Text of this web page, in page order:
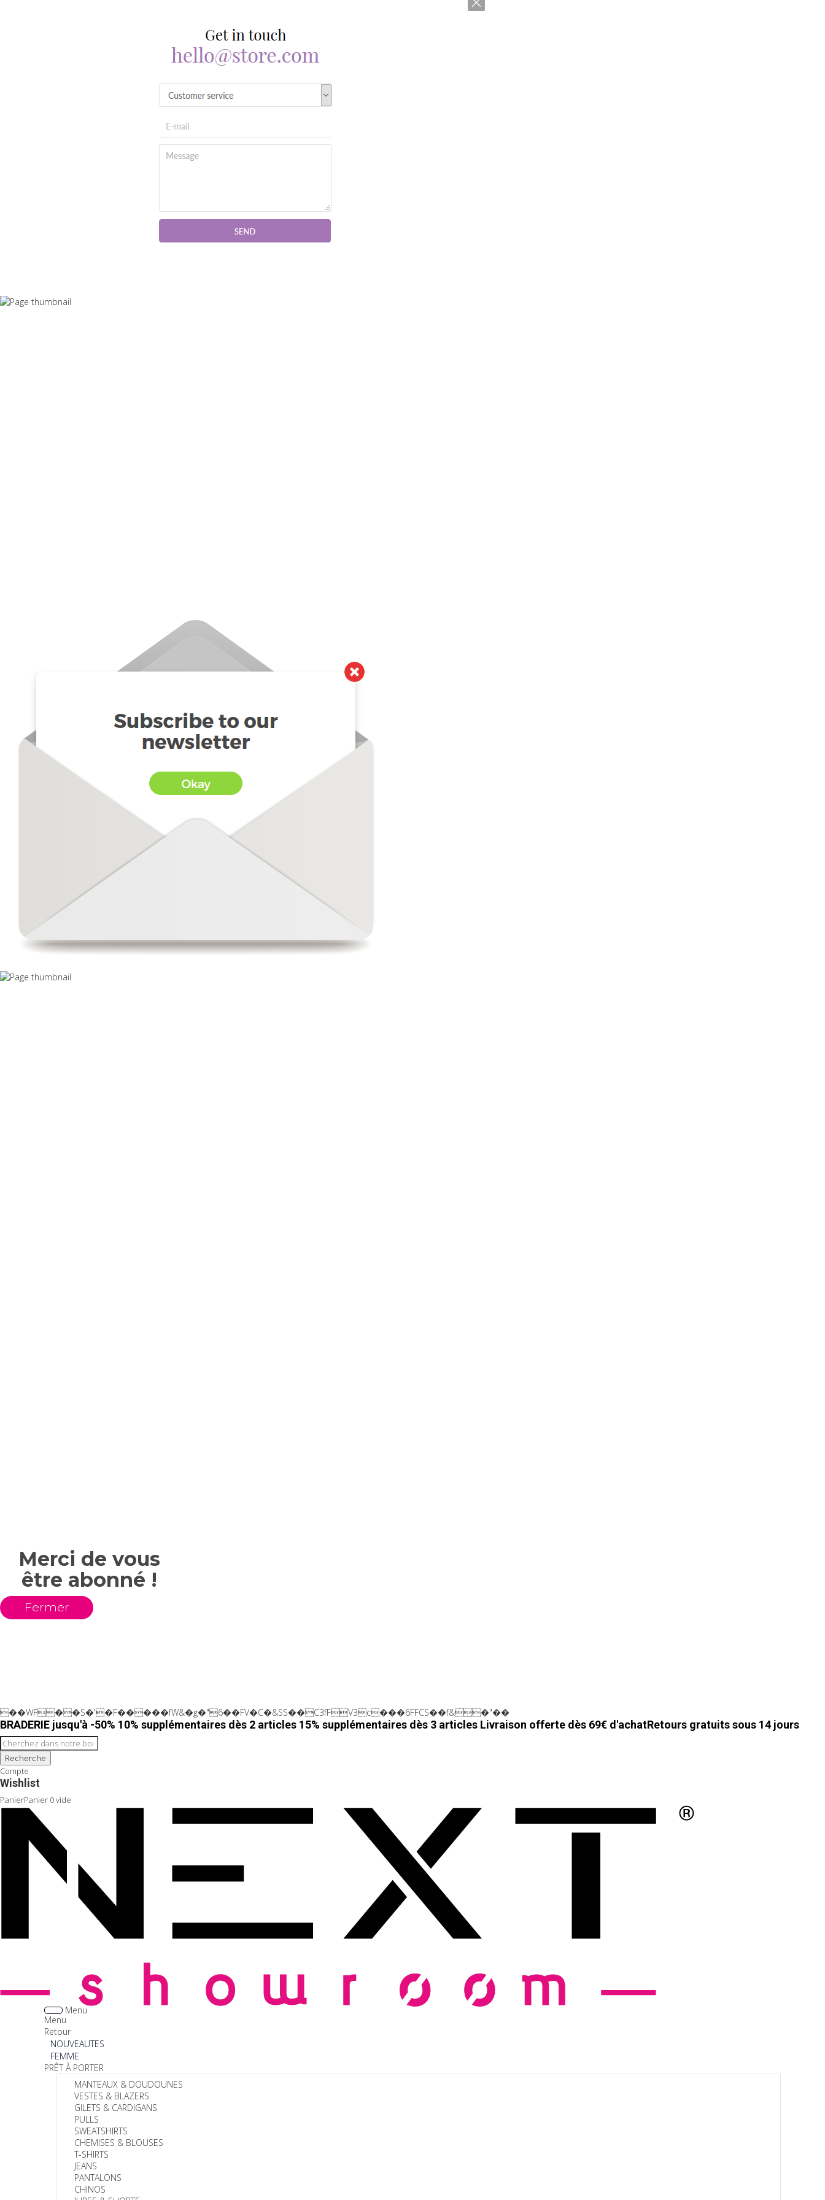
Merci de vous
être abonné !
Fermer
��WF��S�'�F�����fW&�g�"6��FV�C�&SS��C3fFV3c���6FFCS��f&�"��
BRADERIE jusqu'à -50% 10% supplémentaires dès 2 articles 15% supplémentaires dès 3 articles Livraison offerte dès 69€ d'achatRetours gratuits sous 14 jours
Recherche
Compte
Wishlist
PanierPanier 0vide
Menu
Menu
Retour
NOUVEAUTES
FEMME
PRÊT À PORTER
MANTEAUX & DOUDOUNES
VESTES & BLAZERS
GILETS & CARDIGANS
PULLS
SWEATSHIRTS
CHEMISES & BLOUSES
T-SHIRTS
JEANS
PANTALONS
CHINOS